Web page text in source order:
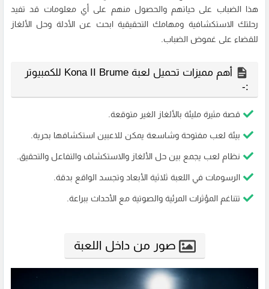
هذا الضباب على حياتهم والحصول منهم على أي معلومات قد تفيد
رحلتك الاستكشافية ومهامك التحقيقية ابحث عن الأدلة وحل الألغاز
للقضاء على غموض الضباب.
أهم مميزات تحميل لعبة Kona II Brume للكمبيوتر
:-
قصة مثيرة مليئة بالألغاز الغير متوقعة.
بيئة لعب مفتوحة وشاسعة يمكن للاعبين استكشافها بحرية.
نظام لعب يجمع بين حل الألغاز والاستكشاف والتفاعل والتحقيق.
الرسومات في اللعبة ثلاثية الأبعاد وتجسد الواقع بدقة.
تتناغم المؤثرات المرئية والصوتية مع الأحداث ببراعة.
صور من داخل اللعبة